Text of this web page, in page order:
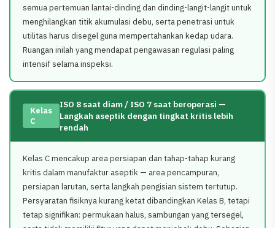
semua pertemuan lantai-dinding dan dinding-langit-langit untuk
menghilangkan titik akumulasi debu, serta penetrasi untuk
utilitas harus disegel guna mempertahankan kedap udara.
Ruangan inilah yang mendapat pengawasan regulasi paling
intensif selama inspeksi.
Kelas
C
ISO 8 saat diam / ISO 7 saat beroperasi —
Langkah aseptik dengan tingkat kritis lebih
rendah
Kelas C mencakup area persiapan dan tahap-tahap kurang
kritis dalam manufaktur aseptik — area pencampuran,
persiapan larutan, serta langkah pengisian sistem tertutup.
Persyaratan fisiknya kurang ketat dibandingkan Kelas B, tetapi
tetap signifikan: permukaan halus, sambungan yang tersegel,